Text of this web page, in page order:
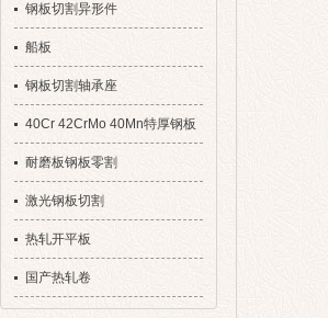
钢板切割异形件
船板
钢板切割轴承座
40Cr 42CrMo 40Mn特厚钢板
耐磨板钢板零割
激光钢板切割
热轧开平板
国产热轧卷